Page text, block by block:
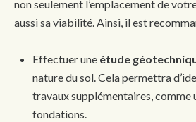
non seulement l’emplacement de
aussi sa viabilité. Ainsi, il est
Effectuer une étude
nature du sol. Cela permettra
travaux supplémentaires, comme
fondations.